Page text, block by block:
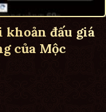
khoản đấu giá
của Mộc